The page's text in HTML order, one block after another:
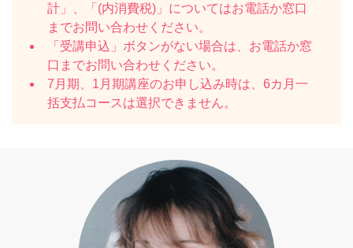
計」、「(内消費税)」についてはお電話か窓口
までお問い合わせください。
「受講申込」ボタンがない場合は、お電話か窓
口までお問い合わせください。
7月期、1月期講座のお申し込み時は、6カ月一
括支払コースは選択できません。